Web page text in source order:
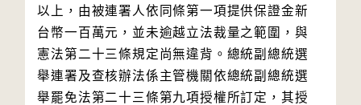
以上，由被連署人依同條第一項提供保證金新
台幣一百萬元，並未逾越立法裁量之範圍，與
憲法第二十三條規定尚無違背。總統副總統選
舉連署及查核辦法係主管機關依總統副總統選
舉罷免法第二十三條第九項授權所訂定，其授